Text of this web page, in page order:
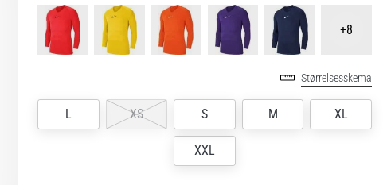
+8
Størrelsesskema
L XS S M XL
XXL